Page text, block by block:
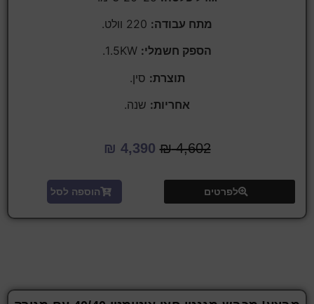
מתח עבודה:
הספק חשמלי:
תוצרת: סין.
אחריות: שנה.
₪4,602
₪ 4,390
לפרטים הוספה לסל